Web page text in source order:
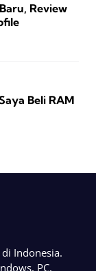
Review
Beli RAM
Indonesia.
PC,